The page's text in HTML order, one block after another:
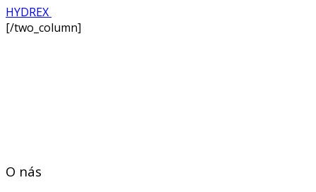
HYDREX
[/two_column]
O nás